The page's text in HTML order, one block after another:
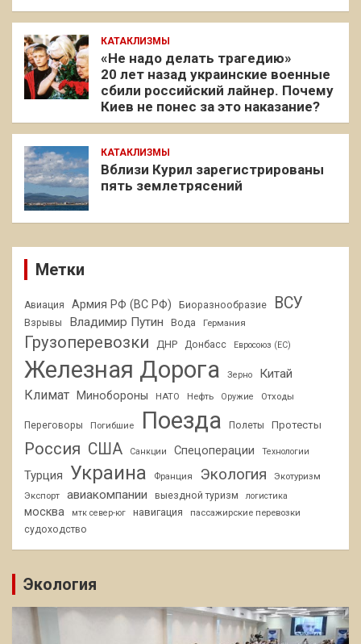
КАТАКЛИЗМЫ
«Не надо делать трагедию»
20 лет назад украинские военные
сбили российский лайнер. Почему
Киев не понес за это наказание?
КАТАКЛИЗМЫ
Вблизи Курил зарегистрированы
пять землетрясений
Метки
Авиация Армия РФ (ВС РФ) Биоразнообразие ВСУ
Взрывы Владимир Путин Вода Германия
Грузоперевозки ДНР Донбасс Евросоюз (ЕС)
Железная Дорога Зерно Китай
Климат Минобороны НАТО Нефть Оружие Отходы
Переговоры Погибшие Поезда Полеты Протесты
Россия США Санкции Спецоперации Технологии
Турция Украина Франция Экология
Экотуризм
Экспорт
авиакомпании выездной туризм логистика
москва мтк север-юг навигация
пассажирские перевозки
судоходство
Экология